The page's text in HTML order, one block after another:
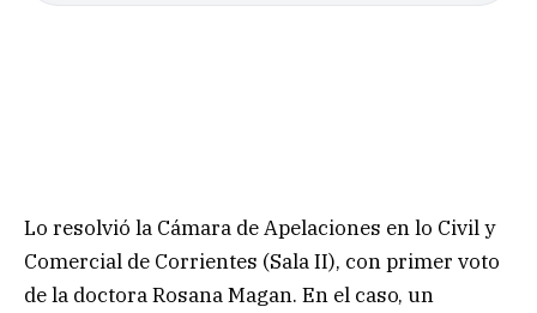
Lo resolvió la Cámara de Apelaciones en lo Civil y
Comercial de Corrientes (Sala II), con primer voto
de la doctora Rosana Magan. En el caso, un